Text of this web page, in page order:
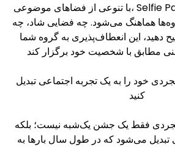
با تنوعی از فضاهای موضوعی، Selfie Park Antalya به‌راحتی
هماهنگ می‌شود. چه فضایی شاد، چه
دهید، این انعطاف‌پذیری به گروه شما
خود را به یک تجربه اجتماعی تبدیل
کنید
فقط یک جشن یک‌شبه نیست؛ بلکه
تبدیل می‌شود که در طول سال بارها به